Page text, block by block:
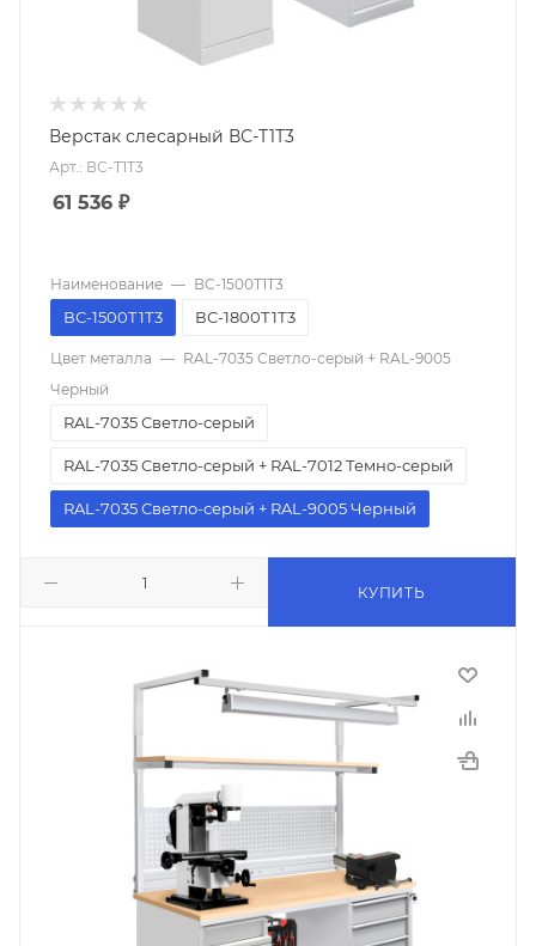
Верстак слесарный ВС-Т1Т3
Арт.: ВС-Т1Т3
61 536 ₽
КУПИТЬ
Наименование — ВС-1500Т1Т3
ВС-1500Т1Т3 ВС-1800Т1Т3
Цвет металла — RAL-7035 Светло-серый + RAL-9005
Черный
RAL-7035 Светло-серый
RAL-7035 Светло-серый + RAL-7012 Темно-серый
RAL-7035 Светло-серый + RAL-9005 Черный